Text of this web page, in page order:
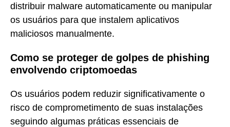
distribuir malware automaticamente ou manipular
os usuários para que instalem aplicativos
maliciosos manualmente.
Como se proteger de golpes de phishing
envolvendo criptomoedas
Os usuários podem reduzir significativamente o
risco de comprometimento de suas instalações
seguindo algumas práticas essenciais de